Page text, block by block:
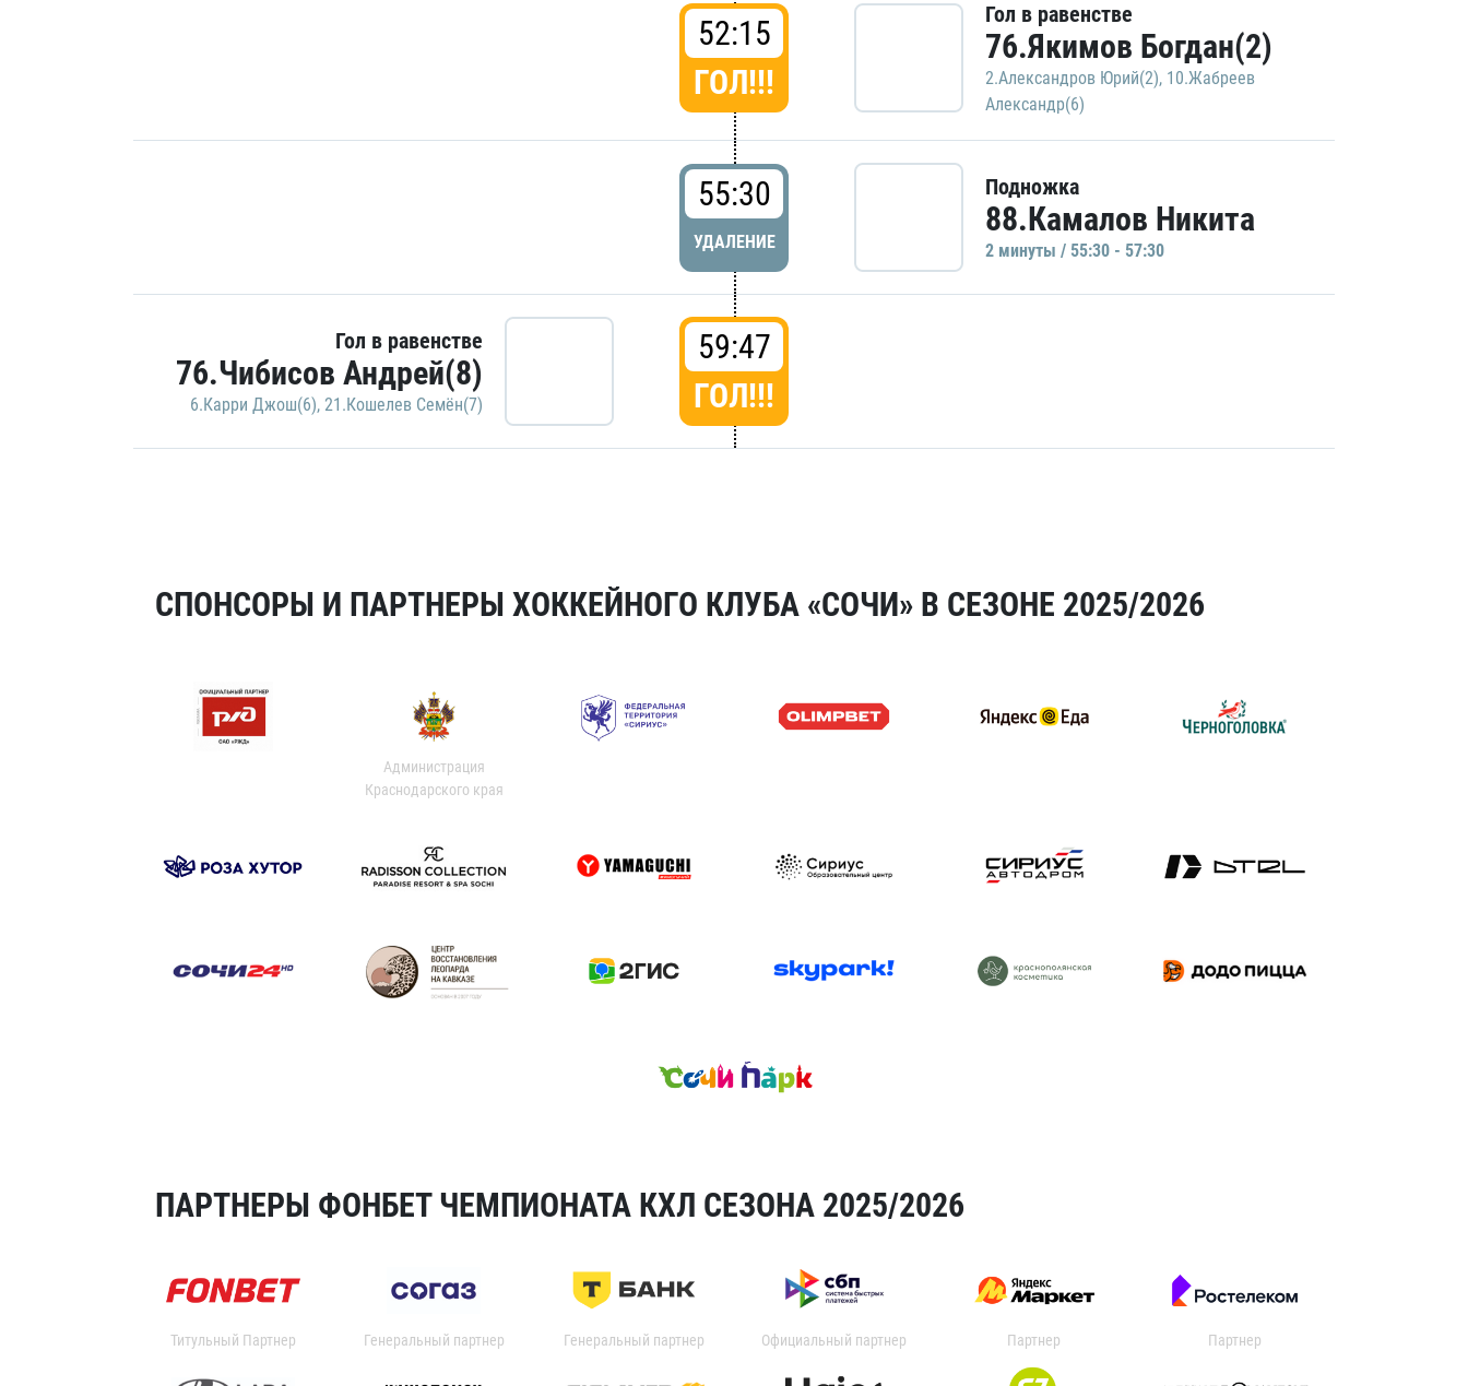
52:15
ГОЛ!!!
Гол в равенстве
76.Якимов Богдан(2)
2.Александров Юрий(2), 10.Жабреев
Александр(6)
55:30
УДАЛЕНИЕ
Подножка
88.Камалов Никита
2 минуты / 55:30 - 57:30
Гол в равенстве
76.Чибисов Андрей(8)
6.Карри Джош(6), 21.Кошелев Семён(7)
59:47
ГОЛ!!!
СПОНСОРЫ И ПАРТНЕРЫ ХОККЕЙНОГО КЛУБА «СОЧИ» В СЕЗОНЕ 2025/2026
Администрация
Краснодарского края
ПАРТНЕРЫ ФОНБЕТ ЧЕМПИОНАТА КХЛ СЕЗОНА 2025/2026
Титульный Партнер Генеральный партнер Генеральный партнер Официальный партнер Партнер Партнер